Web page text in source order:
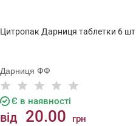
Цитропак Дарниця таблетки 6 шт
Дарниця ФФ
Є в наявності
від 20.00 грн